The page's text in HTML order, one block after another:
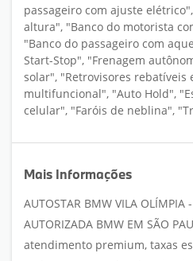
passageiro com ajuste
altura", "Banco do motorista
"Banco do passageiro com
Start-Stop", "Frenagem
solar", "Retrovisores rebatíveis
multifuncional", "Auto Hold",
celular", "Faróis de neblina",
Mais Informações
AUTOSTAR BMW VILA OLÍMPIA
AUTORIZADA BMW EM SÃO
atendimento premium, taxas